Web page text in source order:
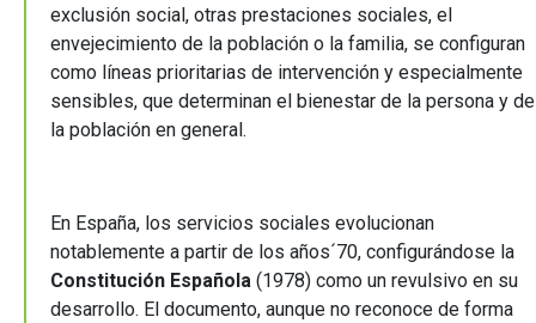
exclusión social, otras prestaciones sociales, el
envejecimiento de la población o la familia, se configuran
como líneas prioritarias de intervención y especialmente
sensibles, que determinan el bienestar de la persona y de
la población en general.
En España, los servicios sociales evolucionan
notablemente a partir de los años´70, configurándose la
Constitución Española (1978) como un revulsivo en su
desarrollo. El documento, aunque no reconoce de forma